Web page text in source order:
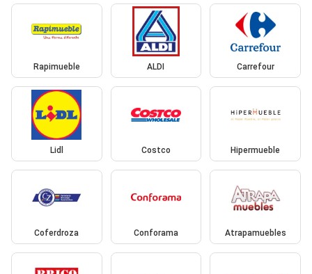
Rapimueble ALDI Carrefour
Lidl Costco Hipermueble
Coferdroza Conforama Atrapamuebles